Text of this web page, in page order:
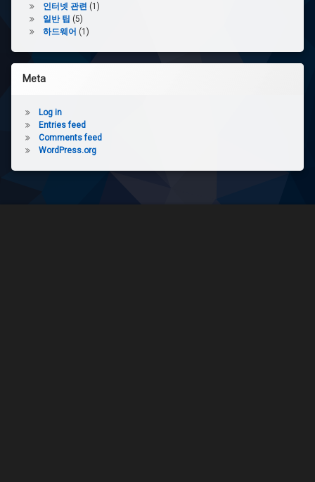
인터넷 관련 (1)
일반 팁 (5)
하드웨어 (1)
Meta
Log in
Entries feed
Comments feed
WordPress.org